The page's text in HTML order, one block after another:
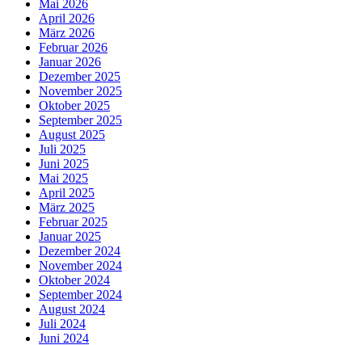
Mai 2026
April 2026
März 2026
Februar 2026
Januar 2026
Dezember 2025
November 2025
Oktober 2025
September 2025
August 2025
Juli 2025
Juni 2025
Mai 2025
April 2025
März 2025
Februar 2025
Januar 2025
Dezember 2024
November 2024
Oktober 2024
September 2024
August 2024
Juli 2024
Juni 2024